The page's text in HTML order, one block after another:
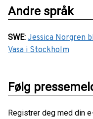
Andre språk
SWE: Jessica Norgren
Vasa i Stockholm
Følg
Registrer deg med din